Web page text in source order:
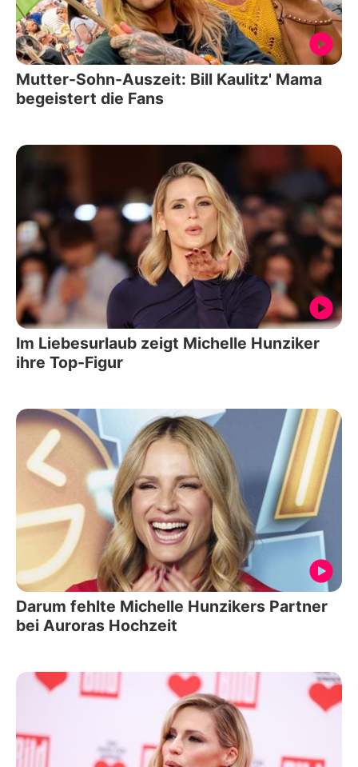
Mutter-Sohn-Auszeit: Bill Kaulitz' Mama
begeistert die Fans
Im Liebesurlaub zeigt Michelle Hunziker
ihre Top-Figur
Darum fehlte Michelle Hunzikers Partner
bei Auroras Hochzeit